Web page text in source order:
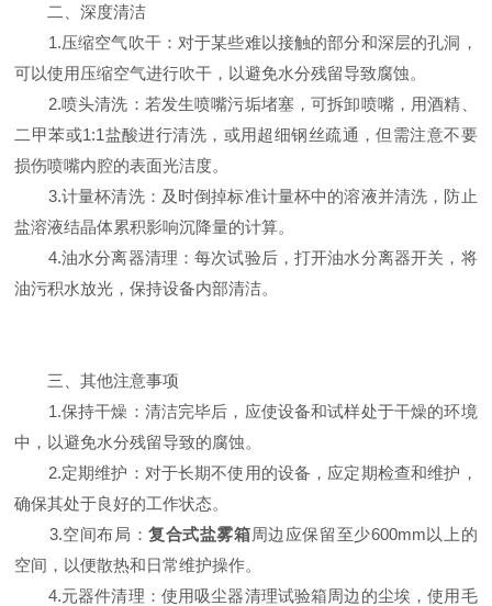
二、深度清洁
1.压缩空气吹干：对于某些难以接触的部分和深层的孔洞，
可以使用压缩空气进行吹干，以避免水分残留导致腐蚀。
2.喷头清洗：若发生喷嘴污垢堵塞，可拆卸喷嘴，用酒精、
二甲苯或1:1盐酸进行清洗，或用超细钢丝疏通，但需注意不要
损伤喷嘴内腔的表面光洁度。
3.计量杯清洗：及时倒掉标准计量杯中的溶液并清洗，防止
盐溶液结晶体累积影响沉降量的计算。
4.油水分离器清理：每次试验后，打开油水分离器开关，将
油污积水放光，保持设备内部清洁。
三、其他注意事项
1.保持干燥：清洁完毕后，应使设备和试样处于干燥的环境
中，以避免水分残留导致的腐蚀。
2.定期维护：对于长期不使用的设备，应定期检查和维护，
确保其处于良好的工作状态。
3.空间布局：复合式盐雾箱周边应保留至少600mm以上的
空间，以便散热和日常维护操作。
4.元器件清理：使用吸尘器清理试验箱周边的尘埃，使用毛